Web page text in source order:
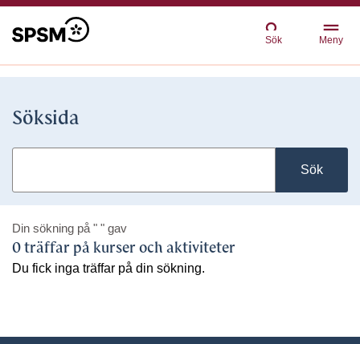
Sök Meny
Söksida
Sök
Din sökning på " " gav
0 träffar på kurser och aktiviteter
Du fick inga träffar på din sökning.